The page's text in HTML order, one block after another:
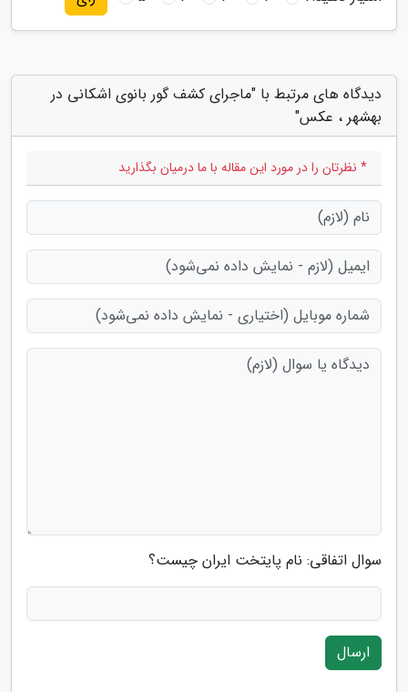
دیدگاه های مرتبط با "ماجرای کشف گور بانوی اشکانی در
بهشهر ، عکس"
* نظرتان را در مورد این مقاله با ما درمیان بگذارید
سوال اتفاقی: نام پایتخت ایران چیست؟
ارسال